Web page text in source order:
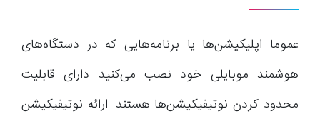
عموما اپلیکیشن‌ها یا برنامه‌هایی که در دستگاه‌های
هوشمند موبایلی خود نصب می‌کنید دارای قابلیت
محدود کردن نوتیفیکیشن‌ها هستند. ارائه نوتیفیکیشن